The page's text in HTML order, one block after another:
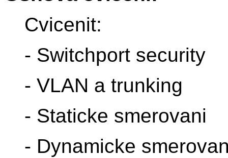
Cvicenit:
- Switchport security
- VLAN a trunking
- Staticke smerovani
- Dynamicke